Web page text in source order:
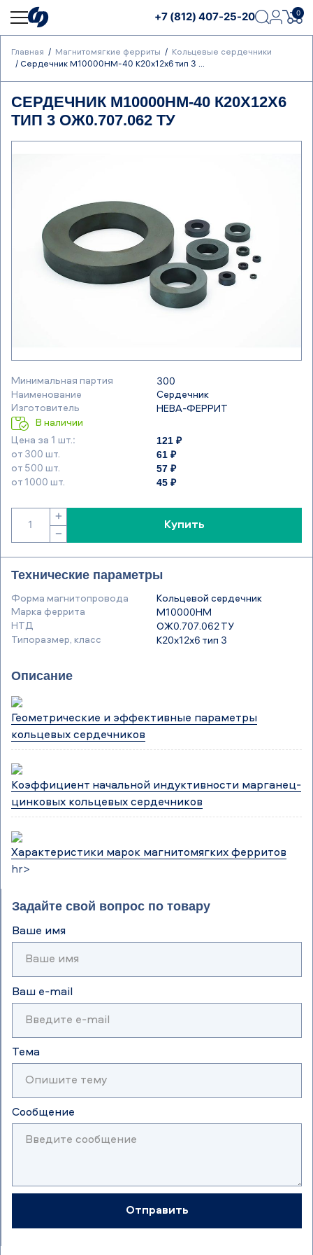
+7 (812) 407-25-20 0
Главная Магнитомягкие ферриты
Кольцевые сердечники
Сердечник М10000НМ-40 К20х12х6 тип 3 ...
СЕРДЕЧНИК М10000НМ-40 К20Х12Х6
ТИП 3 ОЖ0.707.062 ТУ
Минимальная партия
300
Наименование
Сердечник
Изготовитель
НЕВА-ФЕРРИТ
В наличии
Цена за 1 шт.:
121 ₽
от 300 шт. 61 ₽
от 500 шт. 57 ₽
от 1000 шт. 45 ₽
−
+
Купить
Технические параметры
Форма магнитопровода
Кольцевой сердечник
Марка феррита
М10000НМ
НТД
ОЖ0.707.062 ТУ
Типоразмер, класс
К20х12х6 тип 3
Описание
Геометрические и эффективные параметры
кольцевых сердечников
Коэффициент начальной индуктивности марганец-
цинковых кольцевых сердечников
Характеристики марок магнитомягких ферритов
hr>
Задайте свой вопрос по товару
Ваше имя
Ваш e-mail
Тема
Сообщение
Отправить